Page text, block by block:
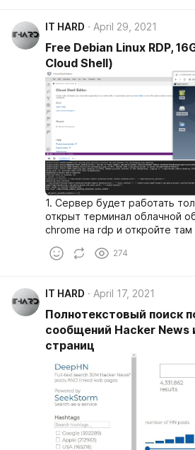
IT HARD April 29, 2021
Free Debian Linux RDP,
Cloud Shell)
1. Сервер будет работать
открыт терминал облачной
chrome на rdp и откройте
для исправления).
274
IT HARD April 17, 2021
Полнотекстовый поиск
сообщений Hacker News
страниц